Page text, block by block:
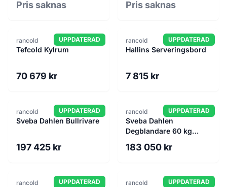
Pris saknas Pris saknas
UPPDATERAD
rancold
Tefcold Kylrum
70 679 kr
UPPDATERAD
rancold
Hallins Serveringsbord
7 815 kr
UPPDATERAD
rancold
Sveba Dahlen Bullrivare
197 425 kr
UPPDATERAD
rancold
Sveba Dahlen
Degblandare 60 kg
183 050 kr
UPPDATERAD
rancold UPPDATERAD
rancold